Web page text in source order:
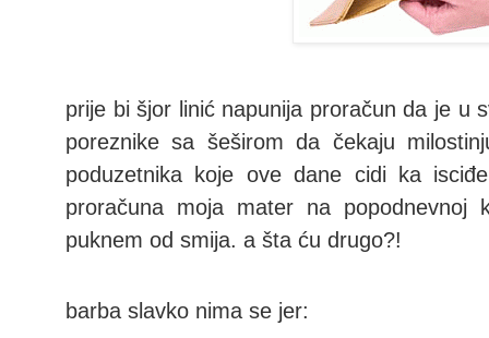
prije bi šjor linić napunija proračun da je u
poreznike sa šeširom da čekaju
poduzetnika koje ove dane cidi ka
proračuna moja mater na
puknem od smija. a šta ću drugo?!
barba slavko nima se jer: